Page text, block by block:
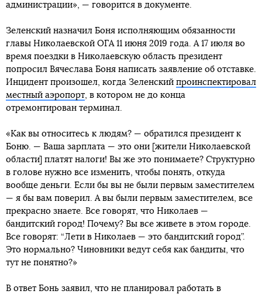
администрации», — говорится в документе.
Зеленский назначил Боня исполняющим обязанности
главы Николаевской ОГА 11 июня 2019 года. А 17 июля во
время поездки в Николаевскую область президент
попросил Вячеслава Боня написать заявление об отставке.
Инцидент произошел, когда Зеленский проинспектировал
местный аэропорт, в котором не до конца
отремонтирован терминал.
«Как вы относитесь к людям? — обратился президент к
Боню. — Ваша зарплата — это они [жители Николаевской
области] платят налоги! Вы же это понимаете? Структурно
в голове нужно все изменить, чтобы понять, откуда
вообще деньги. Если бы вы не были первым заместителем
— я бы вам поверил. А вы были первым заместителем, все
прекрасно знаете. Все говорят, что Николаев —
бандитский город! Почему? Вы все живете в этом городе.
Все говорят: “Лети в Николаев — это бандитский город”.
Это нормально? Чиновники ведут себя как бандиты, что
тут не понятно?»
В ответ Бонь заявил, что не планировал работать в